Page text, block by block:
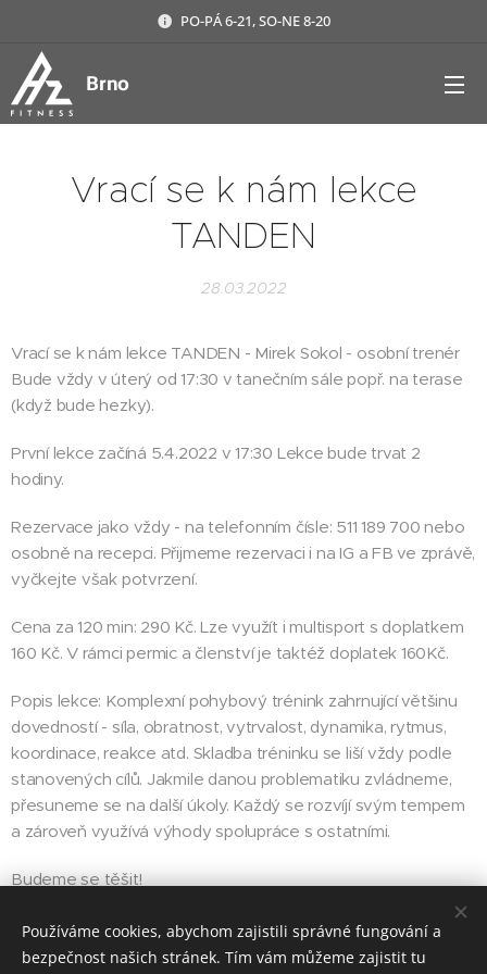
PO-PÁ 6-21, SO-NE 8-20
Brno
Vrací se k nám lekce
TANDEN
28.03.2022
Vrací se k nám lekce TANDEN - Mirek Sokol - osobní trenér
Bude vždy v úterý od 17:30 v tanečním sále popř. na terase
(když bude hezky).
První lekce začíná 5.4.2022 v 17:30 Lekce bude trvat 2
hodiny.
Rezervace jako vždy - na telefonním čísle: 511 189 700 nebo
osobně na recepci. Přijmeme rezervaci i na IG a FB ve zprávě,
vyčkejte však potvrzení.
Cena za 120 min: 290 Kč. Lze využít i multisport s doplatkem
160 Kč. V rámci permic a členství je taktéž doplatek 160Kč.
Popis lekce: Komplexní pohybový trénink zahrnující většinu
dovedností - síla, obratnost, vytrvalost, dynamika, rytmus,
koordinace, reakce atd. Skladba tréninku se liší vždy podle
stanovených cílů. Jakmile danou problematiku zvládneme,
přesuneme se na další úkoly. Každý se rozvíjí svým tempem
a zároveň využívá výhody spolupráce s ostatními.
Budeme se těšit!
Share
Používáme cookies, abychom zajistili správné fungování a
bezpečnost našich stránek. Tím vám můžeme zajistit tu